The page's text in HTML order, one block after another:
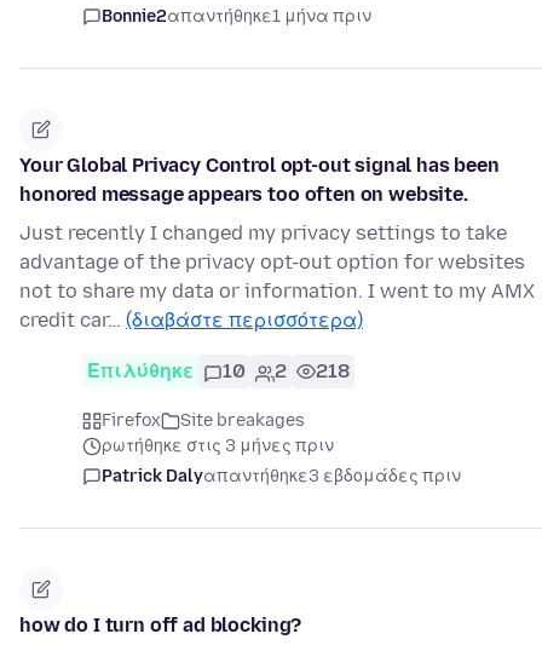
Bonnie2απαντήθηκε1 μήνα πριν
Your Global Privacy Control opt-out signal has been
honored message appears too often on website.
Just recently I changed my privacy settings to take
advantage of the privacy opt-out option for websites
not to share my data or information. I went to my AMX
credit car… (διαβάστε περισσότερα)
Επιλύθηκε 10 2 218
Firefox
Site breakages
ρωτήθηκε στις 3 μήνες πριν
Patrick Dalyαπαντήθηκε3 εβδομάδες πριν
how do I turn off ad blocking?